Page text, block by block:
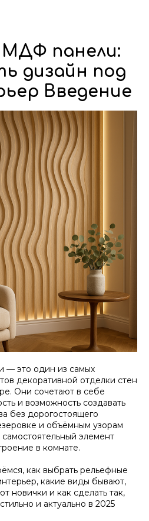
МДФ панели:
дизайн под
Введение
это один из самых
декоративной отделки стен
Они сочетают в себе
и возможность создавать
без дорогостоящего
и объёмным узорам
элемент
в комнате.
как выбрать рельефные
какие виды бывают,
новички и как сделать так,
и актуально в 2025